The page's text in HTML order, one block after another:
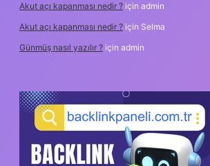
Akut açı kapanması nedir ? için admin
Akut açı kapanması nedir ? için Selma
Günmüş nasıl yazılır ? için admin